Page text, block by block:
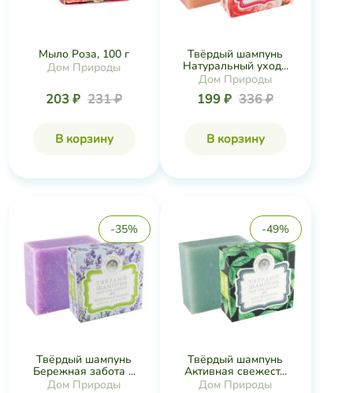
Мыло Роза, 100 г
Дом Природы
203 ₽ 231 ₽
В корзину
Твёрдый шампунь
Натуральный уход...
Дом Природы
199 ₽ 336 ₽
В корзину
-35%
Твёрдый шампунь
Бережная забота ...
Дом Природы
-49%
Твёрдый шампунь
Активная свежест...
Дом Природы